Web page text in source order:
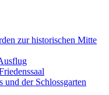
zur historischen Mitte
und der Schlossgarten